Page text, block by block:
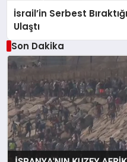
İsrail’in Serbest
Ulaştı
Son Dakika